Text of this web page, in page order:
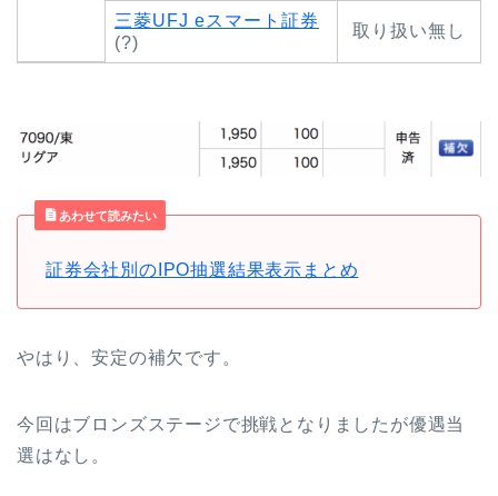
三菱UFJ eスマート証券
(?)
取り扱い無し
あわせて読みたい
証券会社別のIPO抽選結果表示まとめ
やはり、安定の補欠です。
今回はブロンズステージで挑戦となりましたが優遇当
選はなし。